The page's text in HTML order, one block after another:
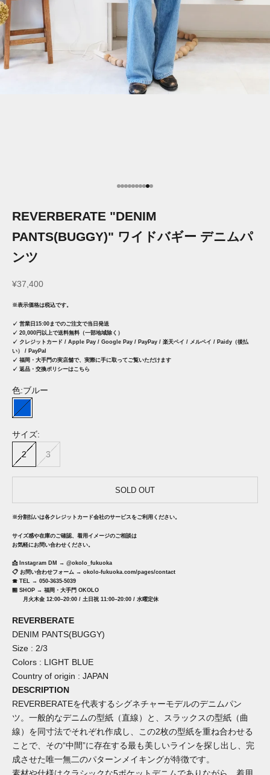
項目に移動する 1
項目に移動する 2
項目に移動する 3
項目に移動する 4
項目に移動する 5
項目に移動する 6
項目に移動する 7
項目に移動する 8
項目に移動する 9
項目に移動する 10
REVERBERATE "DENIM
PANTS(BUGGY)" ワイドバギー デニムパ
ンツ
セール価格
¥37,400
※表示価格は税込です。
✓ 営業日15:00までのご注文で当日発送
✓ 20,000円以上で送料無料（一部地域除く）
✓ クレジットカード / Apple Pay / Google Pay / PayPay / 楽天ペイ / メルペイ / Paidy（後払
い） / PayPal
✓ 福岡・大手門の実店舗で、実際に手に取ってご覧いただけます
✓ 返品・交換ポリシーはこちら
色:ブルー
ブルー
サイズ:
2 3
SOLD OUT
※分割払いは各クレジットカード会社のサービスをご利用ください。
サイズ感や在庫のご確認、着用イメージのご相談は
お気軽にお問い合わせください。
📩 Instagram DM → @okolo_fukuoka
📋 お問い合わせフォーム → okolo-fukuoka.com/pages/contact
☎︎ TEL → 050-3635-5039
🏪 SHOP → 福岡・大手門 OKOLO
月火木金 12:00–20:00 / 土日祝 11:00–20:00 / 水曜定休
REVERBERATE
DENIM PANTS(BUGGY)
Size : 2/3
Colors : LIGHT BLUE
Country of origin : JAPAN
DESCRIPTION
REVERBERATEを代表するシグネチャーモデルのデニムパン
ツ。一般的なデニムの型紙（直線）と、スラックスの型紙（曲
線）を同寸法でそれぞれ作成し、この2枚の型紙を重ね合わせる
ことで、その“中間”に存在する最も美しいラインを探し出し、完
成させた唯一無二のパターンメイキングが特徴です。